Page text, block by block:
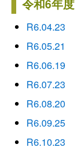
令和6年度
R6.04.23
R6.05.21
R6.06.19
R6.07.23
R6.08.20
R6.09.25
R6.10.23